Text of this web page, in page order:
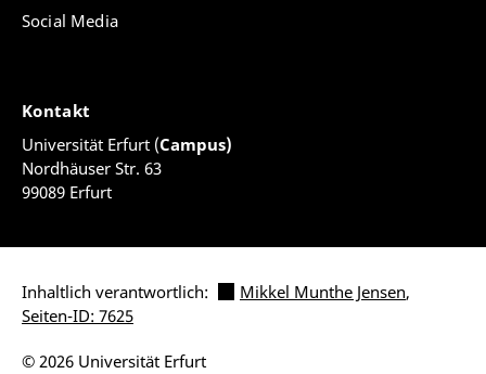
Social Media
Kontakt
Universität Erfurt (Campus)
Nordhäuser Str. 63
99089 Erfurt
Inhaltlich verantwortlich: Mikkel Munthe Jensen,
Seiten-ID: 7625
© 2026 Universität Erfurt